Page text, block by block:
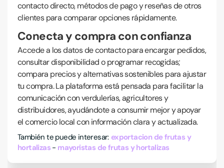
contacto directo, métodos de pago y reseñas de otros
clientes para comparar opciones rápidamente.
Conecta y compra con confianza
Accede a los datos de contacto para encargar pedidos,
consultar disponibilidad o programar recogidas;
compara precios y alternativas sostenibles para ajustar
tu compra. La plataforma está pensada para facilitar la
comunicación con verdulerías, agricultores y
distribuidores, ayudándote a consumir mejor y apoyar
el comercio local con información clara y actualizada.
También te puede interesar: exportacion de frutas y
hortalizas
mayoristas de frutas y hortalizas